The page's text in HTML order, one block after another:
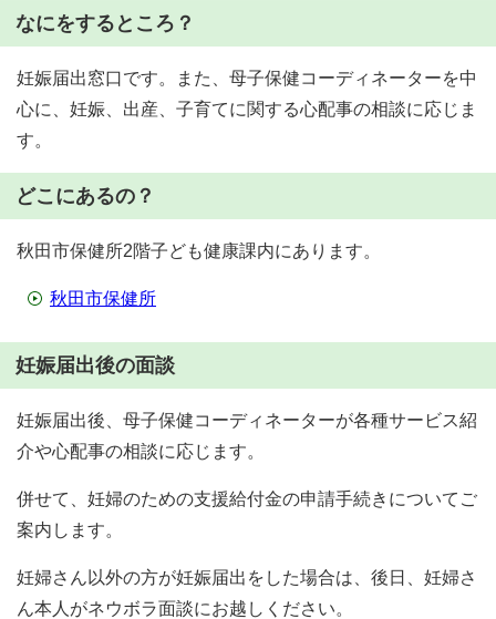
なにをするところ？
妊娠届出窓口です。また、母子保健コーディネーターを中
心に、妊娠、出産、子育てに関する心配事の相談に応じま
す。
どこにあるの？
秋田市保健所2階子ども健康課内にあります。
秋田市保健所
妊娠届出後の面談
妊娠届出後、母子保健コーディネーターが各種サービス紹
介や心配事の相談に応じます。
併せて、妊婦のための支援給付金の申請手続きについてご
案内します。
妊婦さん以外の方が妊娠届出をした場合は、後日、妊婦さ
ん本人がネウボラ面談にお越しください。